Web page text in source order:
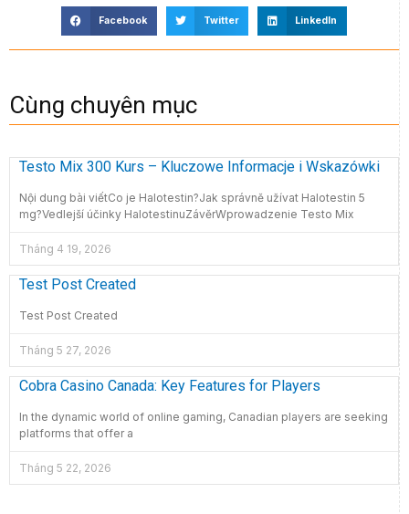
Facebook Twitter LinkedIn
Cùng chuyên mục
Testo Mix 300 Kurs – Kluczowe Informacje i Wskazówki
Nội dung bài viếtCo je Halotestin?Jak správně užívat Halotestin 5
mg?Vedlejší účinky HalotestinuZávěrWprowadzenie Testo Mix
Tháng 4 19, 2026
Test Post Created
Test Post Created
Tháng 5 27, 2026
Cobra Casino Canada: Key Features for Players
In the dynamic world of online gaming, Canadian players are seeking
platforms that offer a
Tháng 5 22, 2026